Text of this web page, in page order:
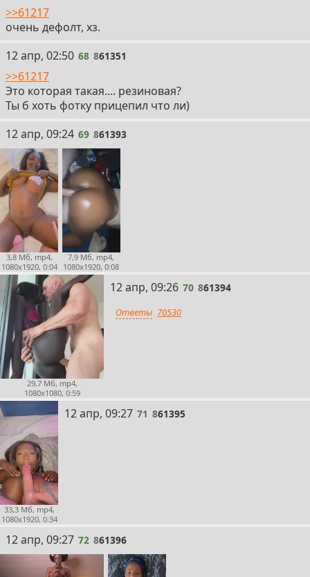
>>61217
очень дефолт, хз.
68
12 апр, 02:50 68 861351
>>61217
Это которая такая.... резиновая?
Ты б хоть фотку прицепил что ли)
69
12 апр, 09:24 69 861393
3,8 Мб, mp4,
1080x1920, 0:04
7,9 Мб, mp4,
1080x1920, 0:08
29,7 Мб, mp4,
1080x1080, 0:59
70
12 апр, 09:26 70 861394
Ответы 70530
33,3 Мб, mp4,
1080x1920, 0:34
71
12 апр, 09:27 71 861395
72
12 апр, 09:27 72 861396